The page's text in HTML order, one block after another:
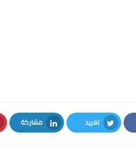
تغريد
Twitter
مشاركة
LinkedIn